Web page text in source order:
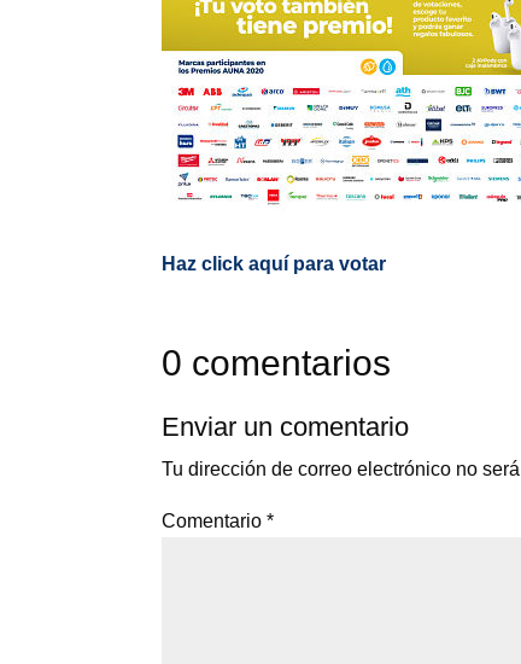
Haz click aquí para votar
0 comentarios
Enviar un comentario
Tu dirección de correo electrónico no
Comentario*